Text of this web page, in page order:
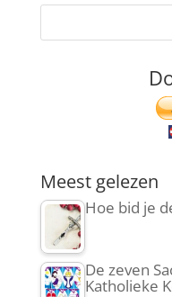
Meest gelezen
Hoe bid je
De zeven
Katholieke